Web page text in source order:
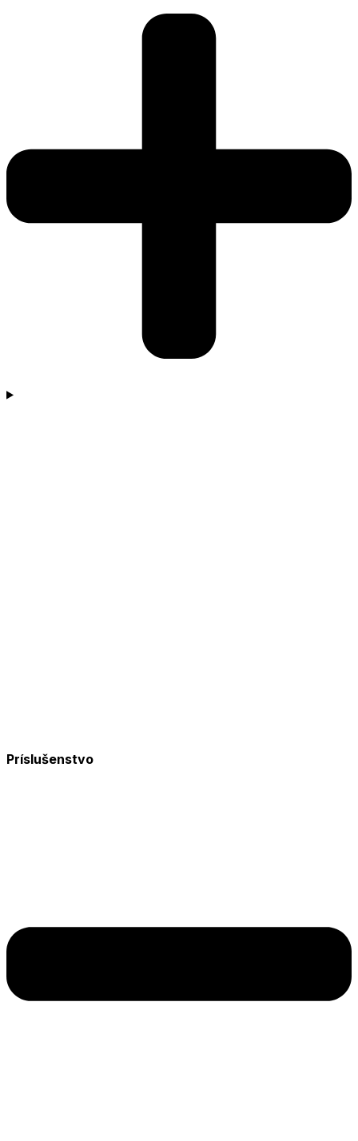
Príslušenstvo